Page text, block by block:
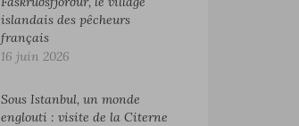
islandais des pêcheurs
français
16 juin 2026
Sous Istanbul, un monde
englouti : visite de la Citerne